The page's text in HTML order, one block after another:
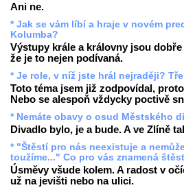
Ani ne.
* Jak se vám líbí a hraje v novém
Kolumba?
Výstupy krále a královny jsou
že je to nejen podívaná.
* Je role, v níž jste hrál nejraději?
Toto téma jsem již zodpovídal,
Nebo se alespoň vždycky poctivě
* Nemáte obavy o osud Městského
Divadlo bylo, je a bude. A ve Zlíně
* "Štěstí pro nás neexistuje a
toužíme..." Co pro vás znamená
Úsměvy všude kolem. A radost v
už na jevišti nebo na ulici.